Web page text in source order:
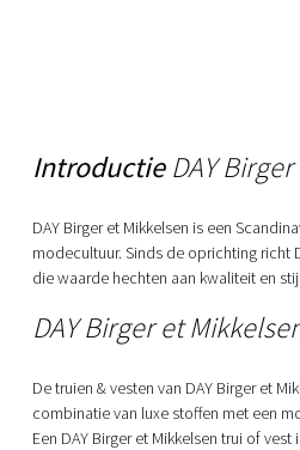
IntroductieDAY
DAY Birger et Mikkelsen is een
modecultuur. Sinds de oprichting richt
die waarde hechten aan kwaliteit en
DAY Birger et
De truien & vesten van DAY Birger et
combinatie van luxe stoffen met een
Een DAY Birger et Mikkelsen trui of